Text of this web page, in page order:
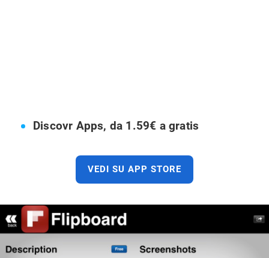
Discovr Apps, da 1.59€ a gratis
VEDI SU APP STORE